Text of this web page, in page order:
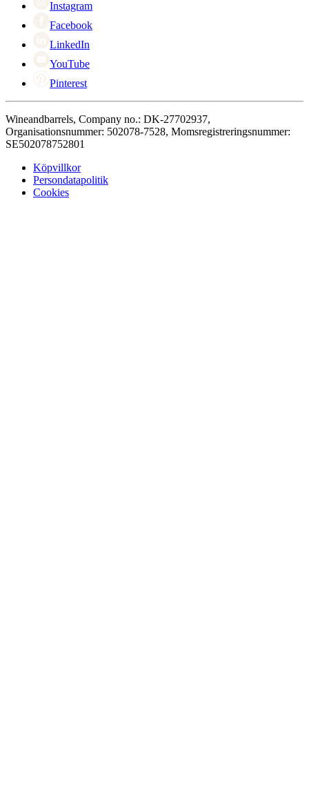
Cyber Monday
Instagram
Facebook
LinkedIn
YouTube
Pinterest
Wineandbarrels, Company no.: DK-27702937,
Organisationsnummer: 502078-7528, Momsregistreringsnummer:
SE502078752801
Köpvillkor
Persondatapolitik
Cookies